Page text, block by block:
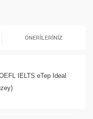
ÖNERİLERİNİZ
IELTS eTep Ideal